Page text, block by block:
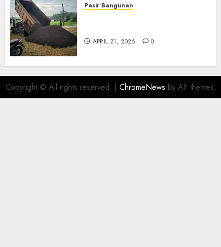
Pasir Bangunan
APRIL 21, 2026 0
Copyright © All rights reserved. | ChromeNews by AF themes.